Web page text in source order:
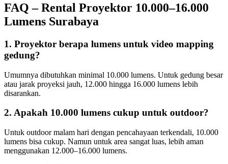
FAQ – Rental Proyektor 10.000–16.000
Lumens Surabaya
1. Proyektor berapa lumens untuk video mapping
gedung?
Umumnya dibutuhkan minimal 10.000 lumens. Untuk gedung besar
atau jarak proyeksi jauh, 12.000 hingga 16.000 lumens lebih
disarankan.
2. Apakah 10.000 lumens cukup untuk outdoor?
Untuk outdoor malam hari dengan pencahayaan terkendali, 10.000
lumens bisa cukup. Namun untuk area sangat luas, lebih aman
menggunakan 12.000–16.000 lumens.